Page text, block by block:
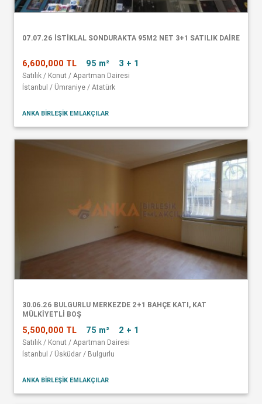
07.07.26 İSTİKLAL SONDURAKTA 95M2 NET 3+1 SATILIK DAİRE
6,600,000 TL 95 m² 3 + 1
Satılık / Konut / Apartman Dairesi
İstanbul / Ümraniye / Atatürk
ANKA BİRLEŞİK EMLAKÇILAR
30.06.26 BULGURLU MERKEZDE 2+1 BAHÇE KATI, KAT
MÜLKİYETLİ BOŞ
5,500,000 TL 75 m² 2 + 1
Satılık / Konut / Apartman Dairesi
İstanbul / Üsküdar / Bulgurlu
ANKA BİRLEŞİK EMLAKÇILAR